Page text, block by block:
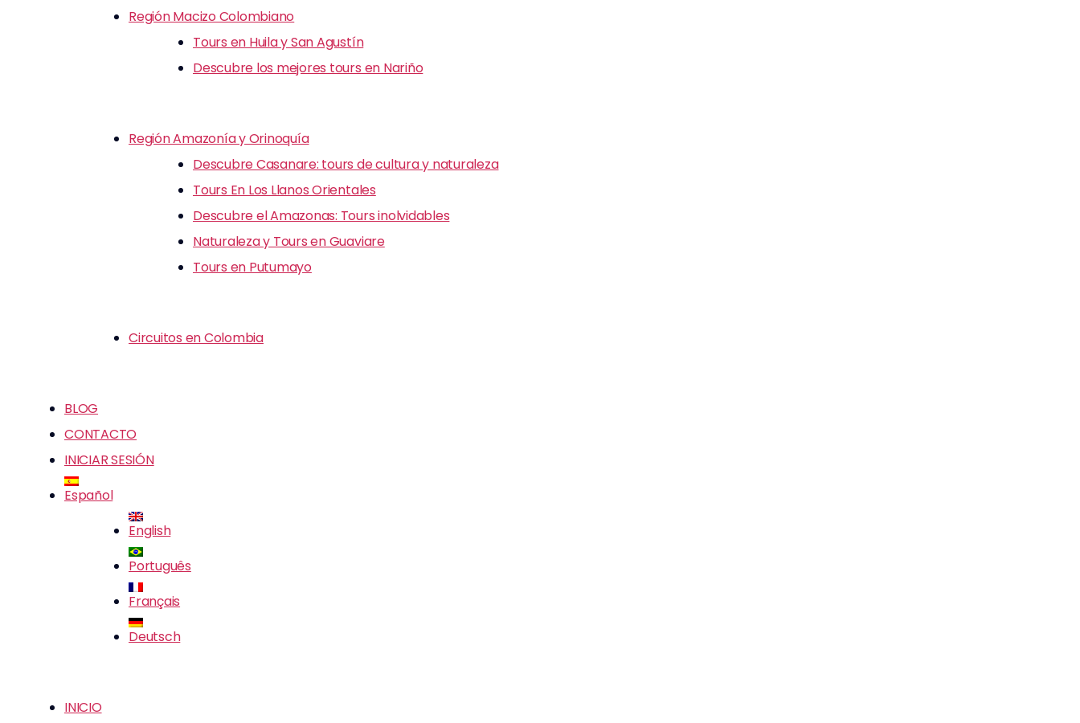
Región Macizo Colombiano
Tours en Huila y San Agustín
Descubre los mejores tours en Nariño
Región Amazonía y Orinoquía
Descubre Casanare: tours de cultura y naturaleza
Tours En Los Llanos Orientales
Descubre el Amazonas: Tours inolvidables
Naturaleza y Tours en Guaviare
Tours en Putumayo
Circuitos en Colombia
BLOG
CONTACTO
INICIAR SESIÓN
Español
English
Português
Français
Deutsch
INICIO